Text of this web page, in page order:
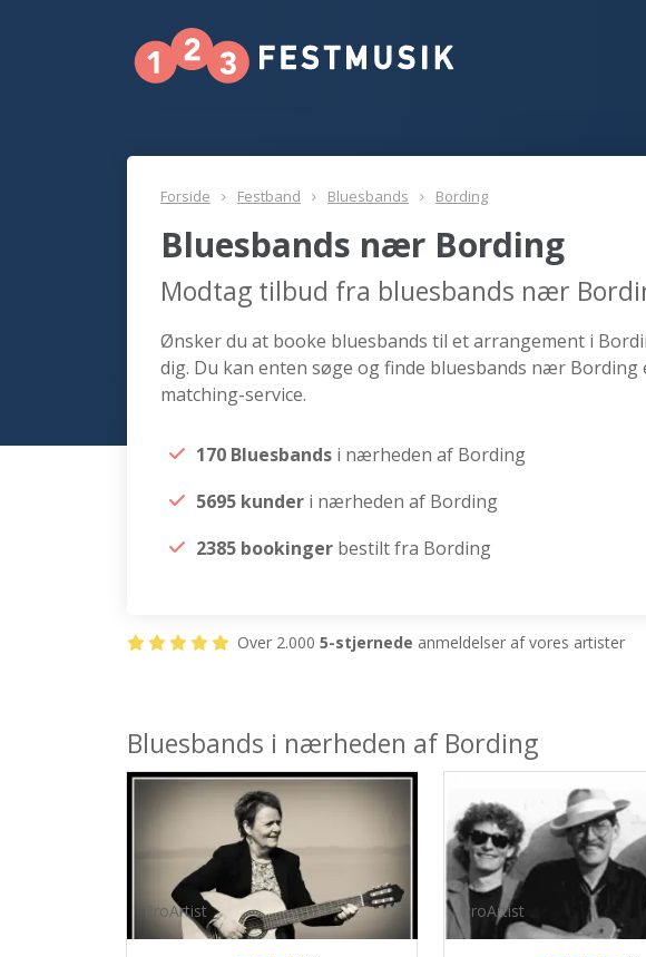
Forside Festband Bluesbands Bording
Bluesbands nær Bording
Modtag tilbud fra bluesbands nær
Ønsker du at booke bluesbands til et arrangement i
dig. Du kan enten søge og finde bluesbands nær Bording
matching-service.
170 Bluesbands i nærheden af Bording
5695 kunder i nærheden af Bording
2385 bookinger bestilt fra Bording
Over 2.000 5-stjernede anmeldelser af vores artister
Bluesbands i nærheden af Bording
ProArtist ProArtist